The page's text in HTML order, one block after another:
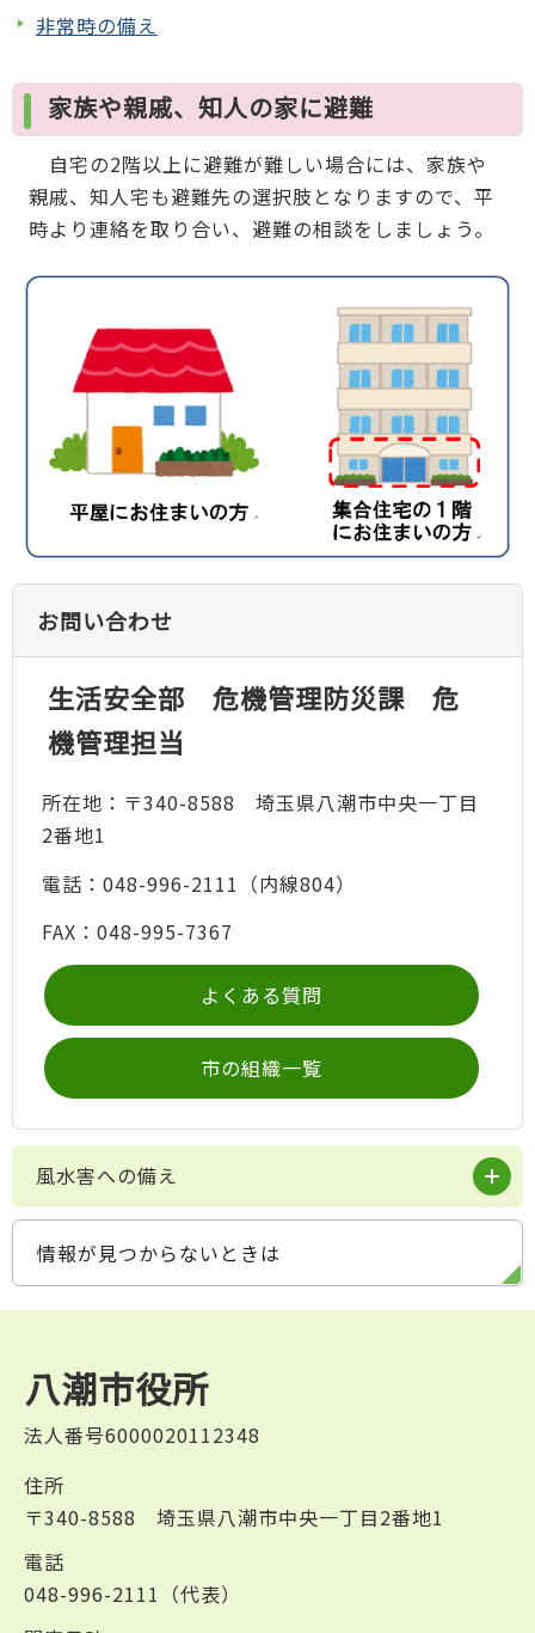
非常時の備え
家族や親戚、知人の家に避難
自宅の2階以上に避難が難しい場合には、家族や
親戚、知人宅も避難先の選択肢となりますので、平
時より連絡を取り合い、避難の相談をしましょう。
お問い合わせ
生活安全部 危機管理防災課 危
機管理担当
所在地：〒340-8588 埼玉県八潮市中央一丁目
2番地1
電話：048-996-2111（内線804）
FAX：048-995-7367
よくある質問
市の組織一覧
風水害への備え
情報が見つからないときは
八潮市役所
法人番号6000020112348
住所
〒340-8588 埼玉県八潮市中央一丁目2番地1
電話
048-996-2111（代表）